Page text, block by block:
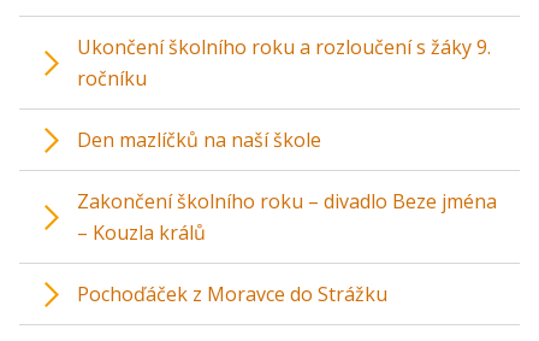
Ukončení školního roku a rozloučení s žáky 9.
ročníku
Den mazlíčků na naší škole
Zakončení školního roku – divadlo Beze jména
– Kouzla králů
Pochoďáček z Moravce do Strážku